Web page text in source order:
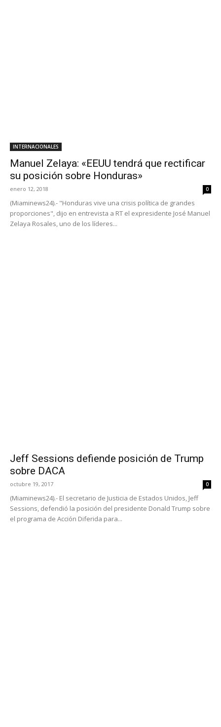
INTERNACIONALES
Manuel Zelaya: «EEUU tendrá que rectificar
su posición sobre Honduras»
enero 12, 2018 0
(Miaminews24).- "Honduras vive una crisis política de grandes
proporciones", dijo en entrevista a RT el expresidente José Manuel
Zelaya Rosales, uno de los líderes...
Jeff Sessions defiende posición de Trump
sobre DACA
octubre 19, 2017 0
(Miaminews24).- El secretario de Justicia de Estados Unidos, Jeff
Sessions, defendió la posición del presidente Donald Trump sobre
el programa de Acción Diferida para...